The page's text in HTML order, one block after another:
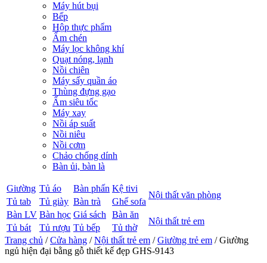
Máy hút bụi
Bếp
Hộp thực phẩm
Ấm chén
Máy lọc không khí
Quạt nóng, lạnh
Nồi chiên
Máy sấy quần áo
Thùng đựng gạo
Ấm siêu tốc
Máy xay
Nồi áp suất
Nồi niêu
Nồi cơm
Chảo chống dính
Bàn ủi, bàn là
Giường Tủ áo Bàn phấn Kệ tivi
Nội thất văn phòng
Tủ tab Tủ giày Bàn trà
Ghế sofa
Bàn LV Bàn học Giá sách Bàn ăn
Nội thất trẻ em
Tủ bát Tủ rượu Tủ bếp
Tủ thờ
Trang chủ /Cửa hàng /Nội thất trẻ em /Giường trẻ em / Giường
ngủ hiện đại bằng gỗ thiết kế đẹp GHS-9143